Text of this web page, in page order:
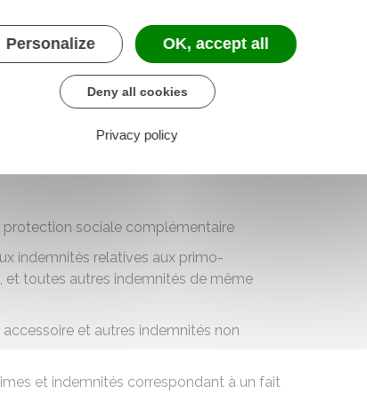
effectif de vos fonctions et la
le supplément familial de
pas pris en compte :
liés à l'appréciation individuelle ou
protection sociale complémentaire
indemnités relatives aux primo-
et toutes autres indemnités de même
et autres indemnités non
et indemnités correspondant à un fait
Personalize OK, accept all
Deny all cookies
Privacy policy